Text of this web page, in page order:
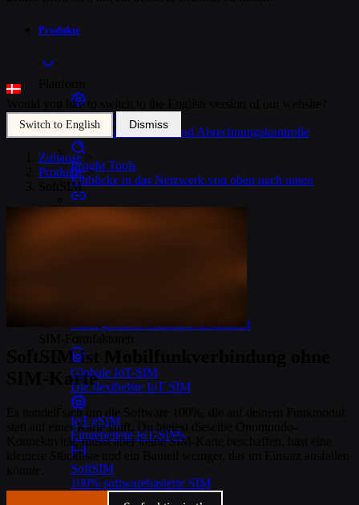
Produkte
SIM-Verwaltung
Einheitliche Geräte- und Abrechnungskontrolle
Insight Tools
Einblicke in das Netzwerk von oben nach unten
Nach globalen Standards zertifiziert
Globale IoT-SIM
Die flexibelste IoT SIM
IoT eSIM
Eingebettete IoT-SIMs
SoftSIM
100% softwarebasierte SIM
Would you like to switch to the English version of our website?
Switch to English Dismiss
Zuhause >
Produkte >
SoftSIM
SoftSIM ist Mobilfunkverbindung ohne
SIM-Karte
Es handelt sich um die Software 100%, die auf deinem Funkmodul
statt auf einer Karte läuft. Du bietest dieselbe Onomondo-
Konnektivität, musst aber keine SIM-Karte beschaffen, hast eine
kleinere Stückliste und ein Bauteil weniger, das im Einsatz ausfallen